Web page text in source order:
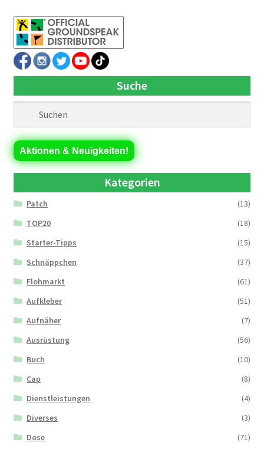
Suche
Aktionen & Neuigkeiten!
Kategorien
Patch
(13)
TOP20
(18)
Starter-Tipps
(15)
Schnäppchen
(37)
Flohmarkt
(61)
Aufkleber
(51)
Aufnäher
(7)
Ausrüstung
(56)
Buch
(10)
Cap
(8)
Dienstleistungen
(4)
Diverses
(3)
Dose
(71)